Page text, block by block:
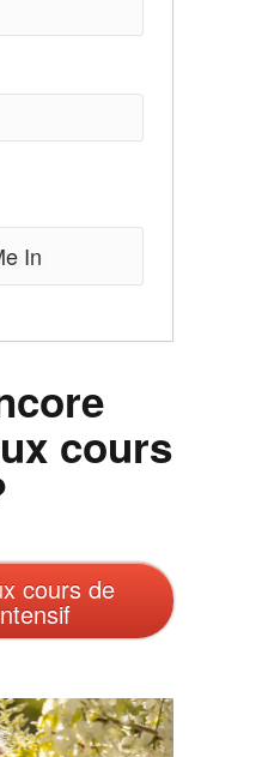
cours
cours de